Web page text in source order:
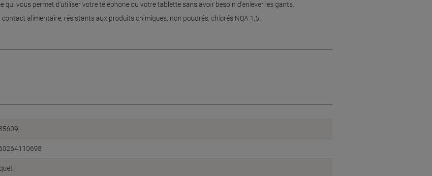
qui vous permet d'utiliser votre téléphone ou votre tablette sans avoir besoin d'enlever les gants.
alimentaire, résistants aux produits chimiques, non poudrés, chlorés NQA 1,5.